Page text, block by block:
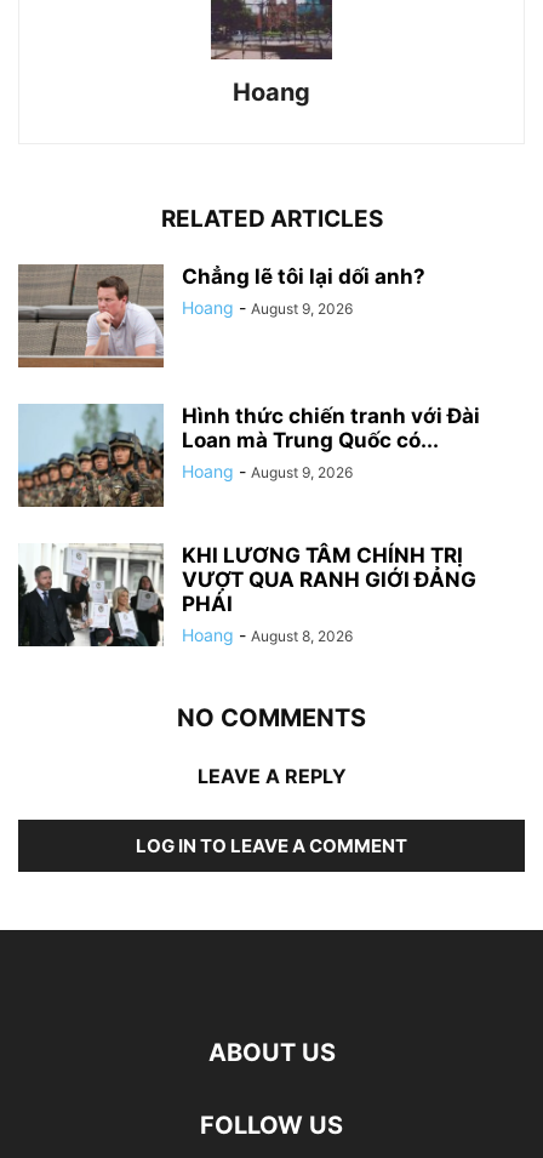
Hoang
RELATED ARTICLES
Chẳng lẽ tôi lại dối anh?
Hoang - August 9, 2026
Hình thức chiến tranh với Đài
Loan mà Trung Quốc có...
Hoang - August 9, 2026
KHI LƯƠNG TÂM CHÍNH TRỊ
VƯỢT QUA RANH GIỚI ĐẢNG
PHÁI
Hoang - August 8, 2026
NO COMMENTS
LEAVE A REPLY
LOG IN TO LEAVE A COMMENT
ABOUT US
FOLLOW US